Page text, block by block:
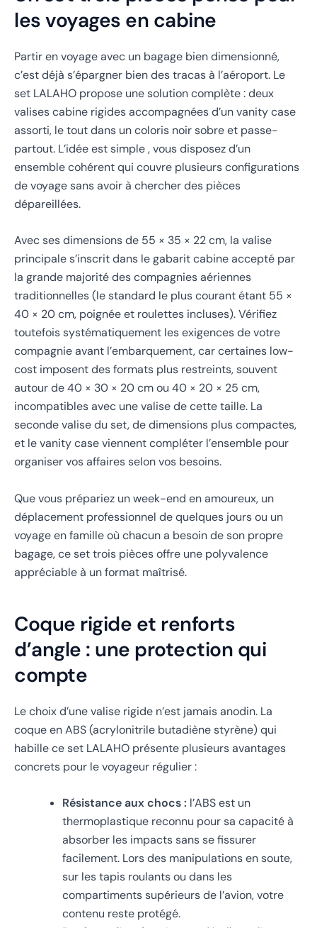
les voyages en cabine
Partir en voyage avec un bagage bien dimensionné,
c’est déjà s’épargner bien des tracas à l’aéroport. Le
set LALAHO propose une solution complète : deux
valises cabine rigides accompagnées d’un vanity case
assorti, le tout dans un coloris noir sobre et passe-
partout. L’idée est simple , vous disposez d’un
ensemble cohérent qui couvre plusieurs configurations
de voyage sans avoir à chercher des pièces
dépareillées.
Avec ses dimensions de 55 × 35 × 22 cm, la valise
principale s’inscrit dans le gabarit cabine accepté par
la grande majorité des compagnies aériennes
traditionnelles (le standard le plus courant étant 55 ×
40 × 20 cm, poignée et roulettes incluses). Vérifiez
toutefois systématiquement les exigences de votre
compagnie avant l’embarquement, car certaines low-
cost imposent des formats plus restreints, souvent
autour de 40 × 30 × 20 cm ou 40 × 20 × 25 cm,
incompatibles avec une valise de cette taille. La
seconde valise du set, de dimensions plus compactes,
et le vanity case viennent compléter l’ensemble pour
organiser vos affaires selon vos besoins.
Que vous prépariez un week-end en amoureux, un
déplacement professionnel de quelques jours ou un
voyage en famille où chacun a besoin de son propre
bagage, ce set trois pièces offre une polyvalence
appréciable à un format maîtrisé.
Coque rigide et renforts
d’angle : une protection qui
compte
Le choix d’une valise rigide n’est jamais anodin. La
coque en ABS (acrylonitrile butadiène styrène) qui
habille ce set LALAHO présente plusieurs avantages
concrets pour le voyageur régulier :
Résistance aux chocs : l’ABS est un
thermoplastique reconnu pour sa capacité à
absorber les impacts sans se fissurer
facilement. Lors des manipulations en soute,
sur les tapis roulants ou dans les
compartiments supérieurs de l’avion, votre
contenu reste protégé.